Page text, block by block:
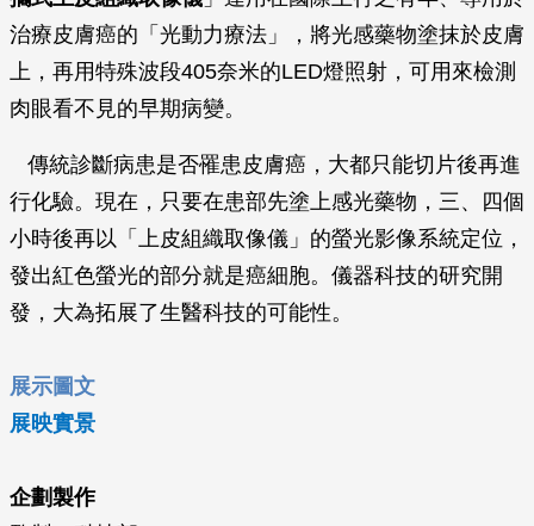
治療皮膚癌的「光動力療法」，將光感藥物塗抹於皮膚
上，再用特殊波段405奈米的LED燈照射，可用來檢測
肉眼看不見的早期病變。
傳統診斷病患是否罹患皮膚癌，大都只能切片後再進
行化驗。現在，只要在患部先塗上感光藥物，三、四個
小時後再以「上皮組織取像儀」的螢光影像系統定位，
發出紅色螢光的部分就是癌細胞。儀器科技的研究開
發，大為拓展了生醫科技的可能性。
展示圖文
展映實景
企劃製作